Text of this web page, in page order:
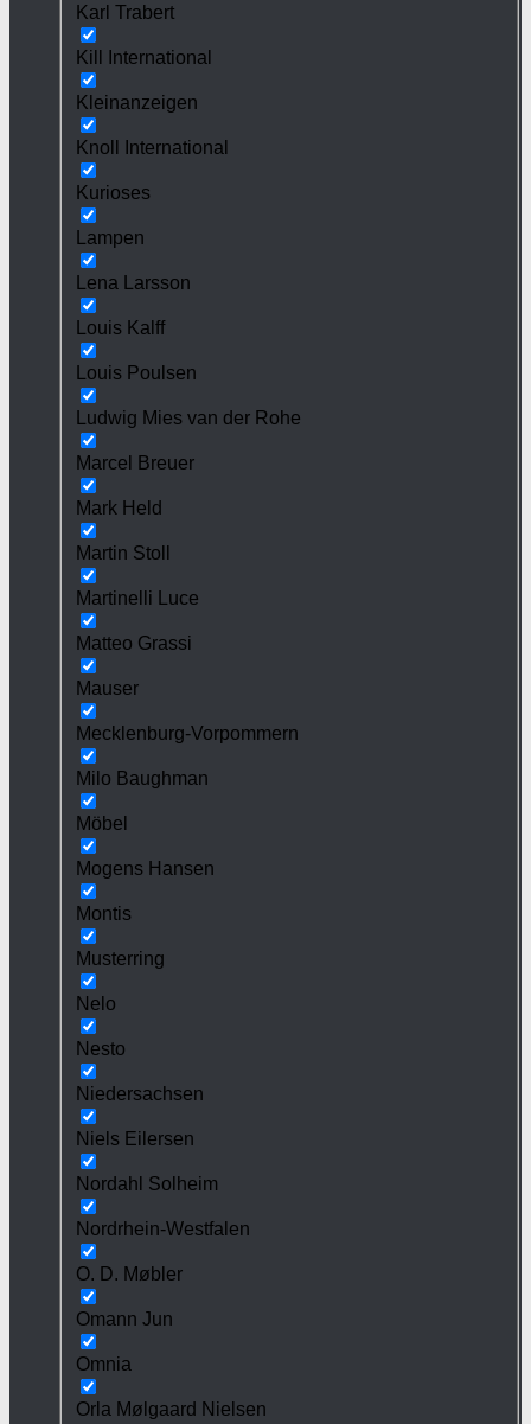
Karl Trabert
Kill International
Kleinanzeigen
Knoll International
Kurioses
Lampen
Lena Larsson
Louis Kalff
Louis Poulsen
Ludwig Mies van der Rohe
Marcel Breuer
Mark Held
Martin Stoll
Martinelli Luce
Matteo Grassi
Mauser
Mecklenburg-Vorpommern
Milo Baughman
Möbel
Mogens Hansen
Montis
Musterring
Nelo
Nesto
Niedersachsen
Niels Eilersen
Nordahl Solheim
Nordrhein-Westfalen
O. D. Møbler
Omann Jun
Omnia
Orla Mølgaard Nielsen